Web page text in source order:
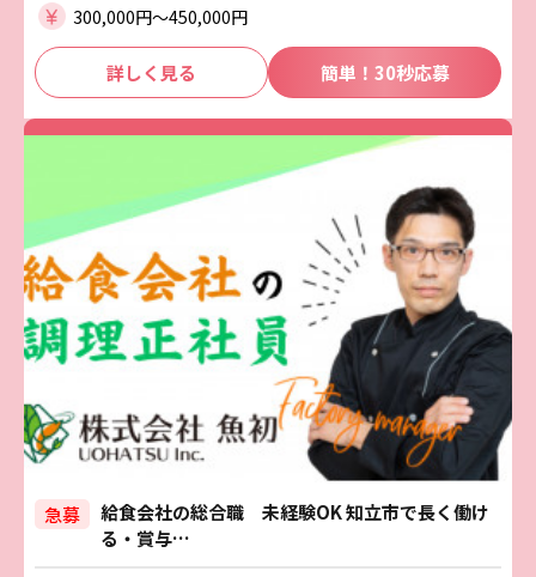
300,000円〜450,000円
詳しく見る 簡単！30秒応募
急募
給食会社の総合職 未経験OK 知立市で長く働け
る・賞与…